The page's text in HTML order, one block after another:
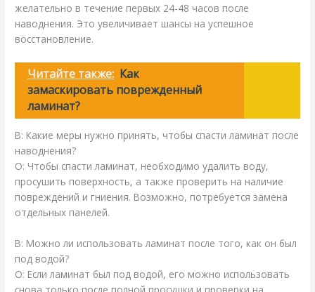
желательно в течение первых 24-48 часов после
наводнения. Это увеличивает шансы на успешное
восстановление.
Читайте также: Как
замаскировать поврежденный
ламинат?
В: Какие меры нужно принять, чтобы спасти ламинат после
наводнения?
О: Чтобы спасти ламинат, необходимо удалить воду,
просушить поверхность, а также проверить на наличие
повреждений и гниения. Возможно, потребуется замена
отдельных панелей.
В: Можно ли использовать ламинат после того, как он был
под водой?
О: Если ламинат был под водой, его можно использовать